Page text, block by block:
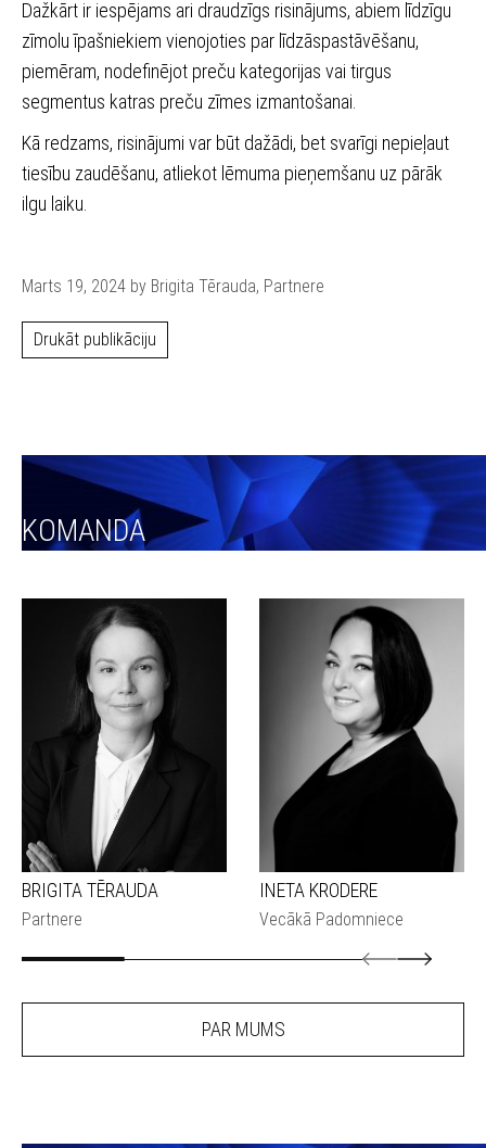
Dažkārt ir iespējams ari draudzīgs risinājums, abiem līdzīgu
zīmolu īpašniekiem vienojoties par līdzāspastāvēšanu,
piemēram, nodefinējot preču kategorijas vai tirgus
segmentus katras preču zīmes izmantošanai.
Kā redzams, risinājumi var būt dažādi, bet svarīgi nepieļaut
tiesību zaudēšanu, atliekot lēmuma pieņemšanu uz pārāk
ilgu laiku.
Marts 19, 2024 by Brigita Tērauda, Partnere
Drukāt publikāciju
KOMANDA
BRIGITA TĒRAUDA
Partnere
INETA KRODERE
Vecākā Padomniece
PAR MUMS